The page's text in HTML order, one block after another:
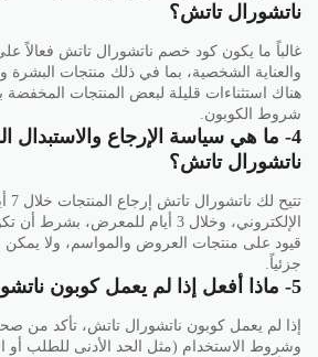
ناتشورال تاتش؟
غالباً ما يكون كود خصم ناتشورال تاتش فعالاً
والعناية الشخصية، بما في ذلك منتجات البشرة
هناك استثناءات قليلة لبعض المنتجات المخفضة
شروط الكوبون.
4- ما هي سياسة الإرجاع والاستبدال
ناتشورال تاتش؟
الإلكتروني، وخلال 3 أيام للمعرض،
قيود على منتجات العروض والمواسم، ولا يمكن
جزئياً.
5- ماذا أفعل إذا لم يعمل كوبون ناتشورال تاتش؟
إذا لم يعمل كوبون ناتشورال تاتش، تأكد من
وشروط الاستخدام (مثل الحد الأدنى للطلب أو